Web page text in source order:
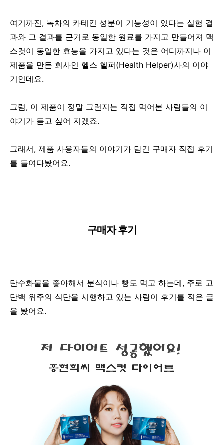
여기까진, 녹차의 카테킨 성분이 기능성이 있다는 실험 결
과와 그 결과를 근거로 동일한 원료를 가지고 만들어져 맥
스컷이 동일한 효능을 가지고 있다는 것은 어디까지나 이
제품을 만든 회사인 헬스 헬퍼(Health Helper)사의 이야
기인데요.
그럼, 이 제품이 정말 그런지는 직접 먹어본 사람들의 이
야기가 듣고 싶어 지겠죠.
그래서, 제품 사용자들의 이야기가 담긴 구매자 직접 후기
를 들여다봤어요.
구매자 후기
탄수화물을 좋아해서 분식이나 빵도 먹고 하는데, 주로 고
단백 위주의 식단을 시행하고 있는 사람이 후기를 적은 글
을 봤어요.